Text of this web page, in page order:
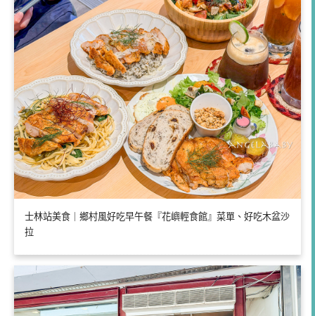
士林站美食｜鄉村風好吃早午餐『花嶼輕食館』菜單、好吃木盆沙
拉